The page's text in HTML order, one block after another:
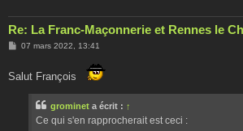
Re: La Franc-Maçonnerie et Rennes le
M
s
07 mars 2022, 13:41
Salut François
grominet a écrit : ↑
Ce qui s'en rapprocherait est ceci :